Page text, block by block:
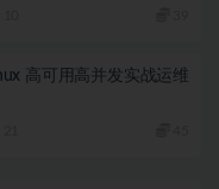
高可用高并发实战运维